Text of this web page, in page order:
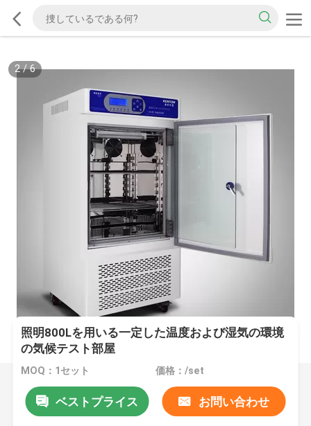
2/6
照明800Lを用いる一定した温度および湿気の環境
の気候テスト部屋
MOQ：1セット 価格：/set
ベストプライス お問い合わせ